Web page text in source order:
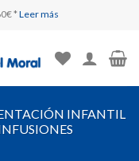
* Leer más
INFANTIL